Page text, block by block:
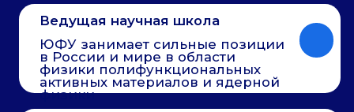
Современный подход
внедрения их в
высокотехнологичные устройства
программа включает
сетевую форму обучения
и электронное обучение, а
также тесное